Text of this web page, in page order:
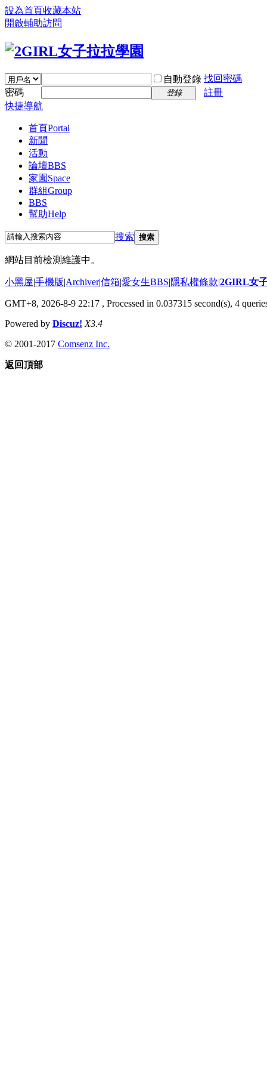
設為首頁收藏本站
開啟輔助訪問
自動登錄 找回密碼
密碼
登錄
註冊
快捷導航
首頁Portal
新聞
活動
論壇BBS
家園 Space
群組Group
BBS
幫助Help
搜索 搜索
網站目前檢測維護中。
小黑屋|手機版|Archiver|信箱|愛女生BBS|隱私權條款|2GIRL女
GMT+8, 2026-8-9 22:17 , Processed in 0.037315 second(s), 4
Powered by Discuz! X3.4
© 2001-2017 Comsenz Inc.
返回頂部